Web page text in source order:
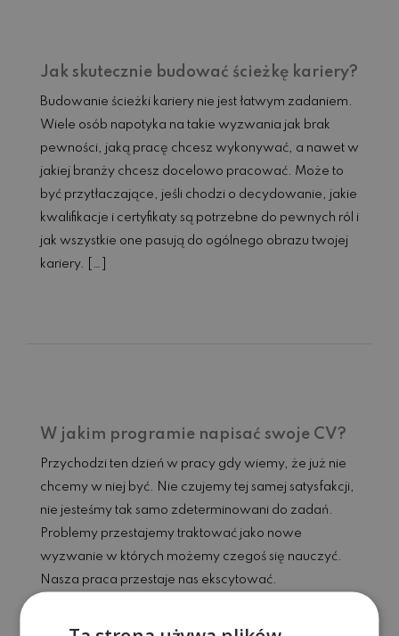
Jak skutecznie budować ścieżkę kariery?
Budowanie ścieżki kariery nie jest łatwym zadaniem.
Wiele osób napotyka na takie wyzwania jak brak
pewności, jaką pracę chcesz wykonywać, a nawet w
jakiej branży chcesz docelowo pracować. Może to
być przytłaczające, jeśli chodzi o decydowanie, jakie
kwalifikacje i certyfikaty są potrzebne do pewnych ról i
jak wszystkie one pasują do ogólnego obrazu twojej
kariery. […]
W jakim programie napisać swoje CV?
Przychodzi ten dzień w pracy gdy wiemy, że już nie
chcemy w niej być. Nie czujemy tej samej satysfakcji,
nie jesteśmy tak samo zdeterminowani do zadań.
Problemy przestajemy traktować jako nowe
wyzwanie w których możemy czegoś się nauczyć.
Nasza praca przestaje nas ekscytować.